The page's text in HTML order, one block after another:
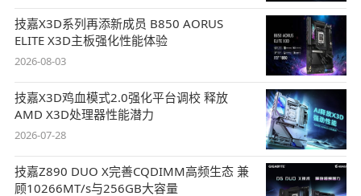
技嘉X3D系列再添新成员 B850 AORUS
ELITE X3D主板强化性能体验
2026-08-03
技嘉X3D鸡血模式2.0强化平台调校 释放
AMD X3D处理器性能潜力
2026-07-28
技嘉Z890 DUO X完善CQDIMM高频生态 兼
顾10266MT/s与256GB大容量